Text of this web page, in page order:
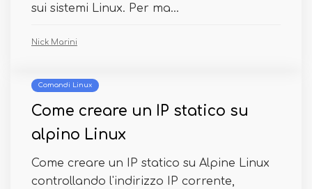
sui sistemi Linux. Per ma...
Nick Marini
Comandi Linux
Come creare un IP statico su
alpino Linux
Come creare un IP statico su Alpine Linux
controllando l'indirizzo IP corrente,